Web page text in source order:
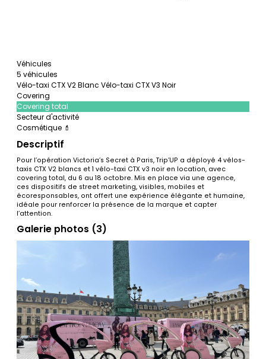
Véhicules
5 véhicules
Vélo-taxi CTX V2 Blanc Vélo-taxi CTX V3 Noir
Covering
Covering total
Secteur d'activité
Cosmétique 💄
Descriptif
Pour l’opération Victoria’s Secret à Paris, Trip’UP a déployé 4 vélos-
taxis CTX V2 blancs et 1 vélo-taxi CTX v3 noir en location, avec
covering total, du 6 au 18 octobre. Mis en place via une agence,
ces dispositifs de street marketing, visibles, mobiles et
écoresponsables, ont offert une expérience élégante et humaine,
idéale pour renforcer la présence de la marque et capter
l’attention.
Galerie photos (3)